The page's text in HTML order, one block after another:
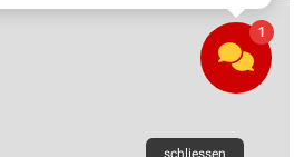
schliessen